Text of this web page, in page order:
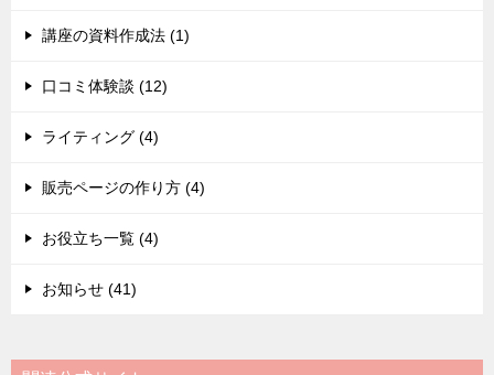
講座の資料作成法 (1)
口コミ体験談 (12)
ライティング (4)
販売ページの作り方 (4)
お役立ち一覧 (4)
お知らせ (41)